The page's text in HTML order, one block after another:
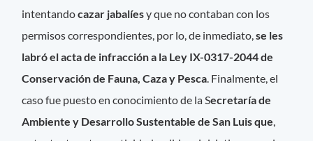
intentandocazar jabalíesy que no contaban con los
permisos correspondientes, por lo, de inmediato,se les
labró el acta de infracción a la Ley IX-0317-2044 de
Conservación de Fauna, Caza y Pesca. Finalmente, el
caso fue puesto en conocimiento de la Secretaría de
Ambiente y Desarrollo Sustentable de San Luis que,